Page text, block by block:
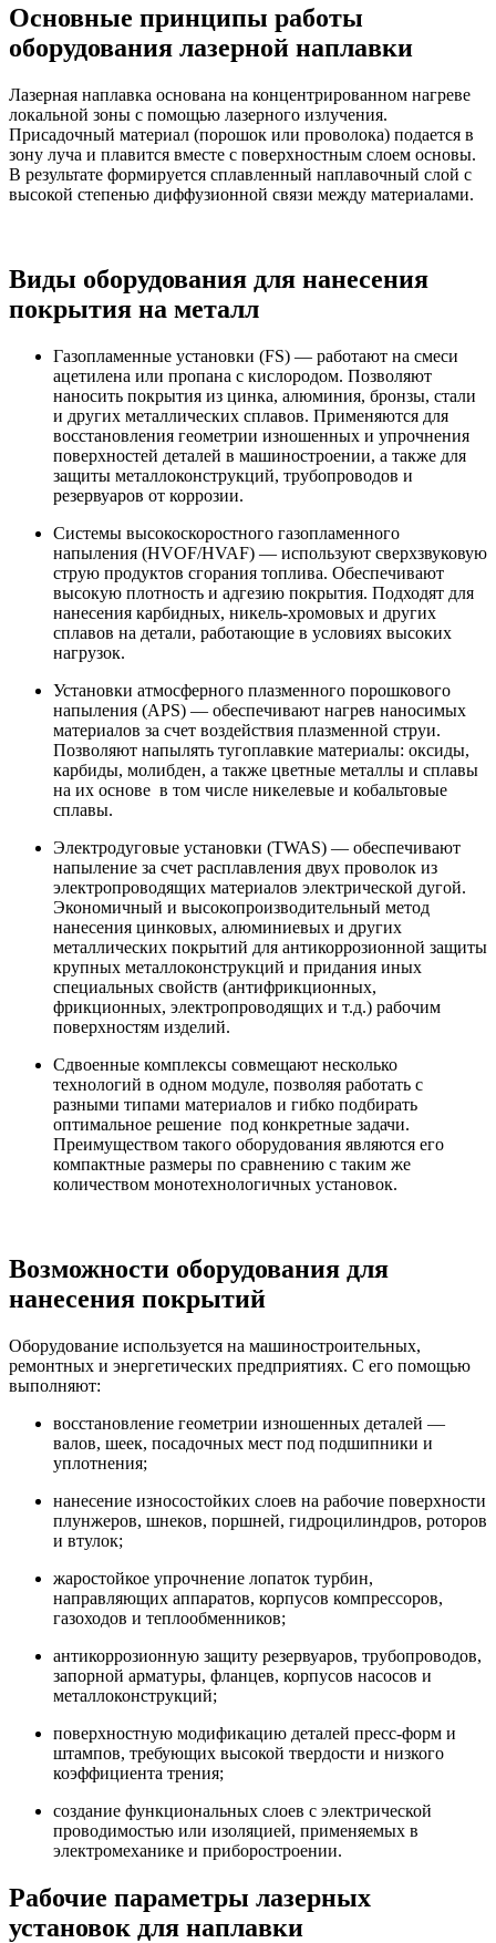
Основные принципы работы
оборудования лазерной наплавки
Лазерная наплавка основана на концентрированном нагреве
локальной зоны с помощью лазерного излучения.
Присадочный материал (порошок или проволока) подается в
зону луча и плавится вместе с поверхностным слоем основы.
В результате формируется сплавленный наплавочный слой с
высокой степенью диффузионной связи между материалами.
Виды оборудования для нанесения
покрытия на металл
Газопламенные установки (FS) — работают на смеси
ацетилена или пропана с кислородом. Позволяют
наносить покрытия из цинка, алюминия, бронзы, стали
и других металлических сплавов. Применяются для
восстановления геометрии изношенных и упрочнения
поверхностей деталей в машиностроении, а также для
защиты металлоконструкций, трубопроводов и
резервуаров от коррозии.
Системы высокоскоростного газопламенного
напыления (HVOF/HVAF) — используют сверхзвуковую
струю продуктов сгорания топлива. Обеспечивают
высокую плотность и адгезию покрытия. Подходят для
нанесения карбидных, никель-хромовых и других
сплавов на детали, работающие в условиях высоких
нагрузок.
Установки атмосферного плазменного порошкового
напыления (APS) — обеспечивают нагрев наносимых
материалов за счет воздействия плазменной струи.
Позволяют напылять тугоплавкие материалы: оксиды,
карбиды, молибден, а также цветные металлы и сплавы
на их основе в том числе никелевые и кобальтовые
сплавы.
Электродуговые установки (TWAS) — обеспечивают
напыление за счет расплавления двух проволок из
электропроводящих материалов электрической дугой.
Экономичный и высокопроизводительный метод
нанесения цинковых, алюминиевых и других
металлических покрытий для антикоррозионной защиты
крупных металлоконструкций и придания иных
специальных свойств (антифрикционных,
фрикционных, электропроводящих и т.д.) рабочим
поверхностям изделий.
Сдвоенные комплексы совмещают несколько
технологий в одном модуле, позволяя работать с
разными типами материалов и гибко подбирать
оптимальное решение под конкретные задачи.
Преимуществом такого оборудования являются его
компактные размеры по сравнению с таким же
количеством монотехнологичных установок.
Возможности оборудования для
нанесения покрытий
Оборудование используется на машиностроительных,
ремонтных и энергетических предприятиях. С его помощью
выполняют:
восстановление геометрии изношенных деталей —
валов, шеек, посадочных мест под подшипники и
уплотнения;
нанесение износостойких слоев на рабочие поверхности
плунжеров, шнеков, поршней, гидроцилиндров, роторов
и втулок;
жаростойкое упрочнение лопаток турбин,
направляющих аппаратов, корпусов компрессоров,
газоходов и теплообменников;
антикоррозионную защиту резервуаров, трубопроводов,
запорной арматуры, фланцев, корпусов насосов и
металлоконструкций;
поверхностную модификацию деталей пресс-форм и
штампов, требующих высокой твердости и низкого
коэффициента трения;
создание функциональных слоев с электрической
проводимостью или изоляцией, применяемых в
электромеханике и приборостроении.
Рабочие параметры лазерных
установок для наплавки